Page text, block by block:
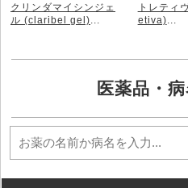
クリンダマイシンジェ
ル (claribel gel)
トレティ
etiva)
医薬品・